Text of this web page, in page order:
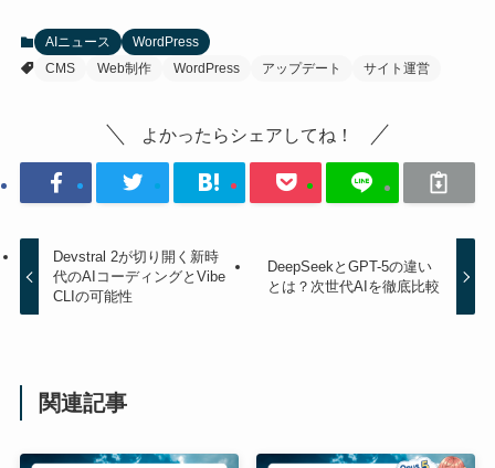
AIニュース
WordPress
CMS
Web制作 WordPress アップデート サイト運営
よかったらシェアしてね！
Devstral 2が切り開く新時
代のAIコーディングとVibe
CLIの可能性
DeepSeekとGPT-5の違い
とは？次世代AIを徹底比較
関連記事